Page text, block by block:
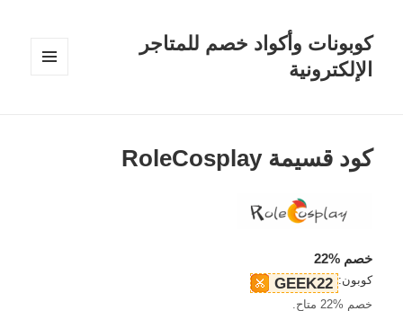
كوبونات وأكواد خصم للمتاجر
الإلكترونية
كود قسيمة RoleCosplay
خصم %22
كوبون: GEEK22
خصم %22 متاح.